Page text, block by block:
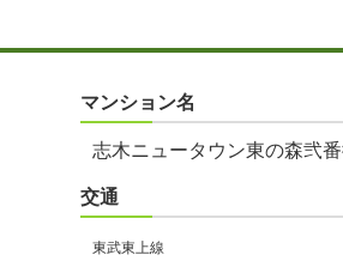
マンション名
志木ニュータウン東の森弐
交通
東武東上線